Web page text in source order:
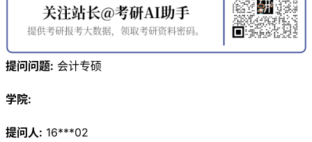
提问问题: 会计专硕
学院:
提问人: 16***02